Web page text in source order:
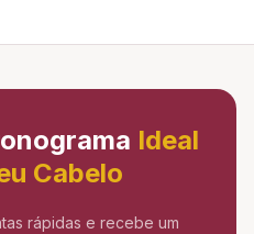
Ideal
Cabelo
rápidas e recebe um